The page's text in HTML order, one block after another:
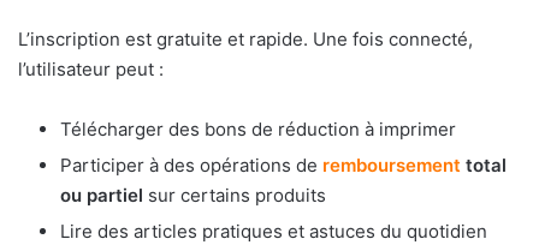
L’inscription est gratuite et rapide. Une fois connecté,
l’utilisateur peut :
Télécharger des bons de réduction à imprimer
Participer à des opérations de remboursement total
ou partiel sur certains produits
Lire des articles pratiques et astuces du quotidien